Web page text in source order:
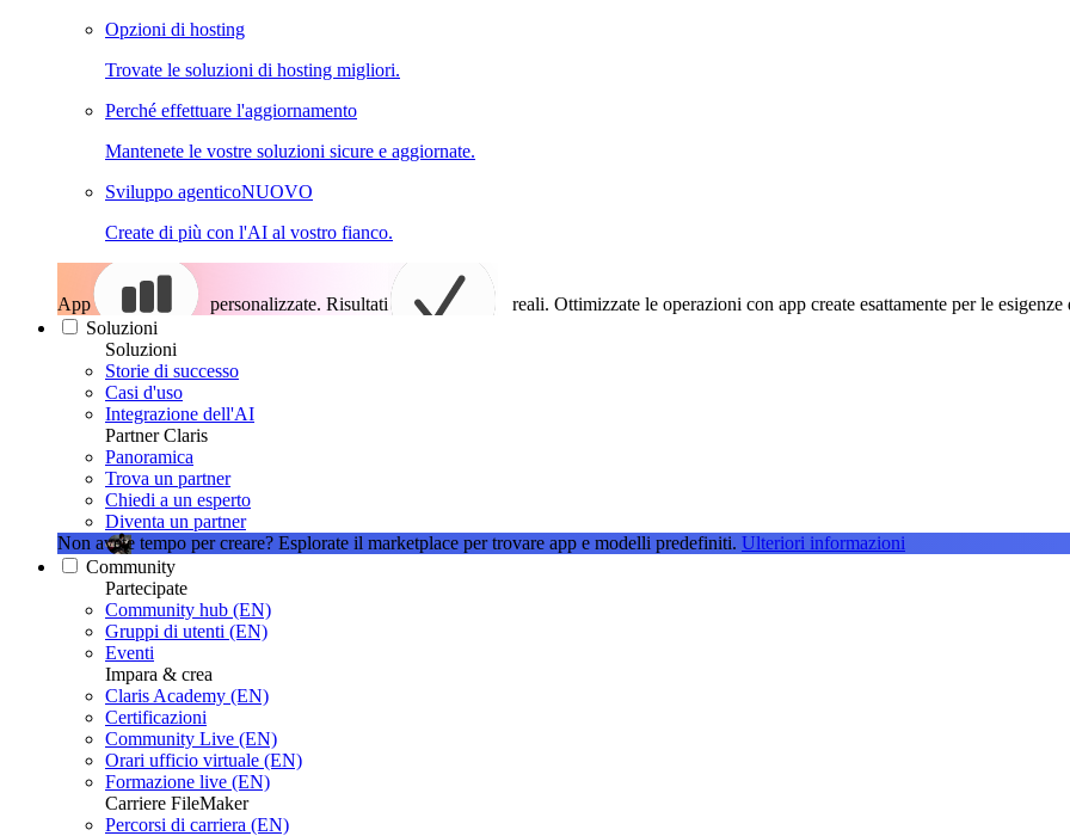
Opzioni di hosting
Trovate le soluzioni di hosting migliori.
Perché effettuare l'aggiornamento
Mantenete le vostre soluzioni sicure e aggiornate.
Sviluppo agenticoNUOVO
Create di più con l'AI al vostro fianco.
App personalizzate. Risultati reali. Ottimizzate le operazioni con app create esattamente per le esigenze
Soluzioni
Soluzioni
Storie di successo
Casi d'uso
Integrazione dell'AI
Partner Claris
Panoramica
Trova un partner
Chiedi a un esperto
Diventa un partner
Non avete tempo per creare? Esplorate il marketplace per trovare app e modelli predefiniti. Ulteriori informazioni
Community
Partecipate
Community hub (EN)
Gruppi di utenti (EN)
Eventi
Impara & crea
Claris Academy (EN)
Certificazioni
Community Live (EN)
Orari ufficio virtuale (EN)
Formazione live (EN)
Carriere FileMaker
Percorsi di carriera (EN)